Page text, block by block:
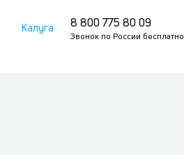
Калуга 8 800 775 80 09
Звонок по России бесплатно